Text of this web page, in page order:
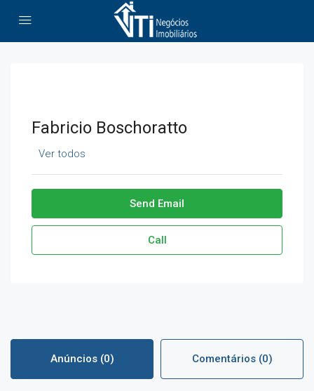
Fabricio Boschoratto
Ver todos
Send Email
Call
Anúncios (0) Comentários (0)